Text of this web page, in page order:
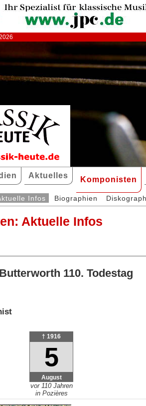
Aktuelles Komponisten
Infos Biographien
Aktuelle Infos
110. Todestag
† 1916
5
August
vor 110 Jahren
in Pozières